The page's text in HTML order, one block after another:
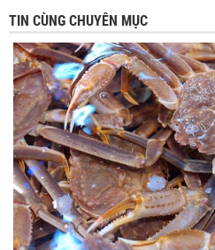
TIN CÙNG CHUYÊN MỤC